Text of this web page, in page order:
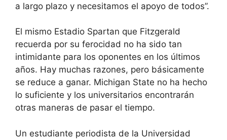
a largo plazo y necesitamos el apoyo de todos”.
El mismo Estadio Spartan que Fitzgerald
recuerda por su ferocidad no ha sido tan
intimidante para los oponentes en los últimos
años. Hay muchas razones, pero básicamente
se reduce a ganar. Michigan State no ha hecho
lo suficiente y los universitarios encontrarán
otras maneras de pasar el tiempo.
Un estudiante periodista de la Universidad